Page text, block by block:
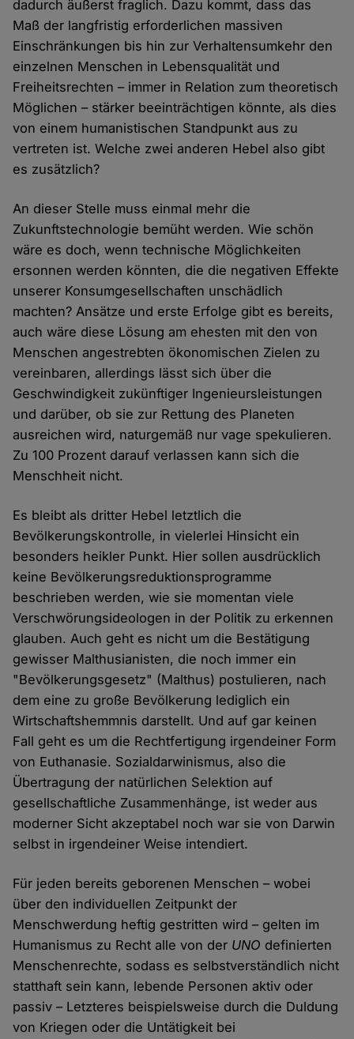
dadurch äußerst fraglich. Dazu kommt, dass das
Maß der langfristig erforderlichen massiven
Einschränkungen bis hin zur Verhaltensumkehr den
einzelnen Menschen in Lebensqualität und
Freiheitsrechten – immer in Relation zum theoretisch
Möglichen – stärker beeinträchtigen könnte, als dies
von einem humanistischen Standpunkt aus zu
vertreten ist. Welche zwei anderen Hebel also gibt
es zusätzlich?
An dieser Stelle muss einmal mehr die
Zukunftstechnologie bemüht werden. Wie schön
wäre es doch, wenn technische Möglichkeiten
ersonnen werden könnten, die die negativen Effekte
unserer Konsumgesellschaften unschädlich
machten? Ansätze und erste Erfolge gibt es bereits,
auch wäre diese Lösung am ehesten mit den von
Menschen angestrebten ökonomischen Zielen zu
vereinbaren, allerdings lässt sich über die
Geschwindigkeit zukünftiger Ingenieursleistungen
und darüber, ob sie zur Rettung des Planeten
ausreichen wird, naturgemäß nur vage spekulieren.
Zu 100 Prozent darauf verlassen kann sich die
Menschheit nicht.
Es bleibt als dritter Hebel letztlich die
Bevölkerungskontrolle, in vielerlei Hinsicht ein
besonders heikler Punkt. Hier sollen ausdrücklich
keine Bevölkerungsreduktionsprogramme
beschrieben werden, wie sie momentan viele
Verschwörungsideologen in der Politik zu erkennen
glauben. Auch geht es nicht um die Bestätigung
gewisser Malthusianisten, die noch immer ein
"Bevölkerungsgesetz" (Malthus) postulieren, nach
dem eine zu große Bevölkerung lediglich ein
Wirtschaftshemmnis darstellt. Und auf gar keinen
Fall geht es um die Rechtfertigung irgendeiner Form
von Euthanasie. Sozialdarwinismus, also die
Übertragung der natürlichen Selektion auf
gesellschaftliche Zusammenhänge, ist weder aus
moderner Sicht akzeptabel noch war sie von Darwin
selbst in irgendeiner Weise intendiert.
Für jeden bereits geborenen Menschen – wobei
über den individuellen Zeitpunkt der
Menschwerdung heftig gestritten wird – gelten im
Humanismus zu Recht alle von der UNO definierten
Menschenrechte, sodass es selbstverständlich nicht
statthaft sein kann, lebende Personen aktiv oder
passiv – Letzteres beispielsweise durch die Duldung
von Kriegen oder die Untätigkeit bei